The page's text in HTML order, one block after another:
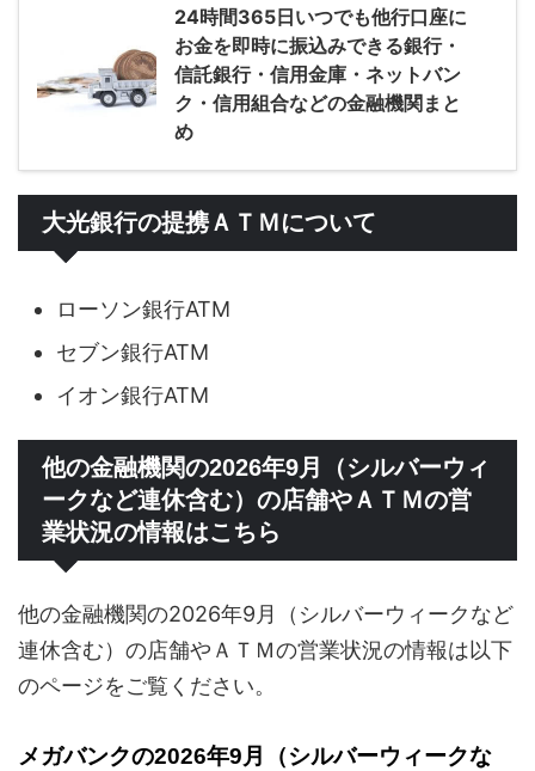
24時間365日いつでも他行口座に
お金を即時に振込みできる銀行・
信託銀行・信用金庫・ネットバン
ク・信用組合などの金融機関まと
め
大光銀行の提携ＡＴＭについて
ローソン銀行ATM
セブン銀行ATM
イオン銀行ATM
他の金融機関の2026年9月（シルバーウィ
ークなど連休含む）の店舗やＡＴＭの営
業状況の情報はこちら
他の金融機関の2026年9月（シルバーウィークなど
連休含む）の店舗やＡＴＭの営業状況の情報は以下
のページをご覧ください。
メガバンクの2026年9月（シルバーウィークな